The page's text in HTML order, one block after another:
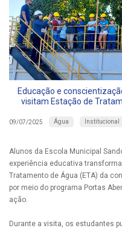
Educação e
visitam Estação de
09/07/2025 Água Institucional
Alunos da Escola Municipal
experiência educativa
Tratamento de Água (ETA) da
por meio do programa Portas
ação.
Durante a visita, os estudantes